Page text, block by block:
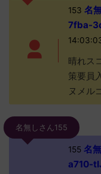
153 名
7fba-
晴れス
策要員
ヌメル
名無しさん155
155名
a710-